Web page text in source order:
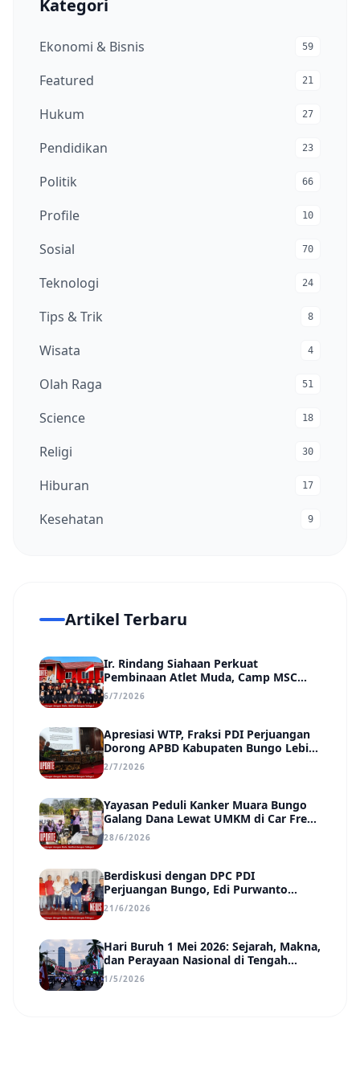
Kategori
Ekonomi & Bisnis 59
Featured 21
Hukum 27
Pendidikan 23
Politik 66
Profile 10
Sosial 70
Teknologi 24
Tips & Trik 8
Wisata 4
Olah Raga 51
Science 18
Religi 30
Hiburan 17
Kesehatan 9
Artikel Terbaru
Ir. Rindang Siahaan Perkuat
Pembinaan Atlet Muda, Camp MSC
Siapkan Generasi Juara Hadapi
Kejuaraan Regional hingga Nasional
6/7/2026
Apresiasi WTP, Fraksi PDI Perjuangan
Dorong APBD Kabupaten Bungo Lebih
Efektif, Transparan, dan Berdampak
2/7/2026
Yayasan Peduli Kanker Muara Bungo
Galang Dana Lewat UMKM di Car Free
Day, Ir. Rindang Siahaan Beri Apresiasi
28/6/2026
Berdiskusi dengan DPC PDI
Perjuangan Bungo, Edi Purwanto
Uraikan Poin-Poin Urgensi yang Perlu
Disadari Pemimpin Daerah
21/6/2026
Hari Buruh 1 Mei 2026: Sejarah, Makna,
dan Perayaan Nasional di Tengah
Tantangan Era Digital
1/5/2026